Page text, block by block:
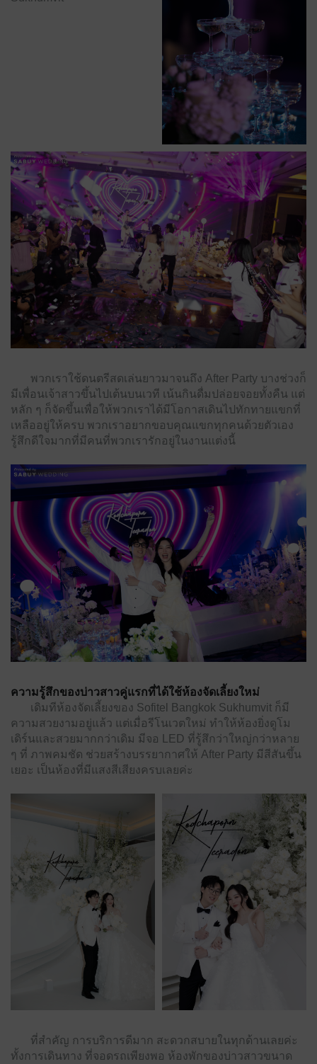
พวกเราใช้ดนตรีสดเล่นยาวมาจนถึง After Party บางช่วงก็
มีเพื่อนเจ้าสาวขึ้นไปเต้นบนเวที เน้นกินดื่มปล่อยจอยทั้งคืน แต่
หลัก ๆ ก็จัดขึ้นเพื่อให้พวกเราได้มีโอกาสเดินไปทักทายแขกที่
เหลืออยู่ให้ครบ พวกเราอยากขอบคุณแขกทุกคนด้วยตัวเอง
รู้สึกดีใจมากที่มีคนที่พวกเรารักอยู่ในงานแต่งนี้
ความรู้สึกของบ่าวสาวคู่แรกที่ได้ใช้ห้องจัดเลี้ยงใหม่
เดิมทีห้องจัดเลี้ยงของ Sofitel Bangkok Sukhumvit ก็มี
ความสวยงามอยู่แล้ว แต่เมื่อรีโนเวตใหม่ ทำให้ห้องยิ่งดูโม
เดิร์นและสวยมากกว่าเดิม มีจอ LED ที่รู้สึกว่าใหญ่กว่าหลาย
ๆ ที่ ภาพคมชัด ช่วยสร้างบรรยากาศให้ After Party มีสีสันขึ้น
เยอะ เป็นห้องที่มีแสงสีเสียงครบเลยค่ะ
ที่สำคัญ การบริการดีมาก สะดวกสบายในทุกด้านเลยค่ะ
ทั้งการเดินทาง ที่จอดรถเพียงพอ ห้องพักของบ่าวสาวขนาด